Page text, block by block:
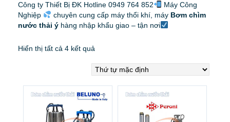
Công ty Thiết Bị ĐK Hotline 0949 764 852
Máy Công
Nghiệp
chuyên cung cấp máy thổi khí, máy Bơm chìm
nước thải ý hàng nhập khẩu giao – tận nơi
Hiển thị tất cả 4 kết quả